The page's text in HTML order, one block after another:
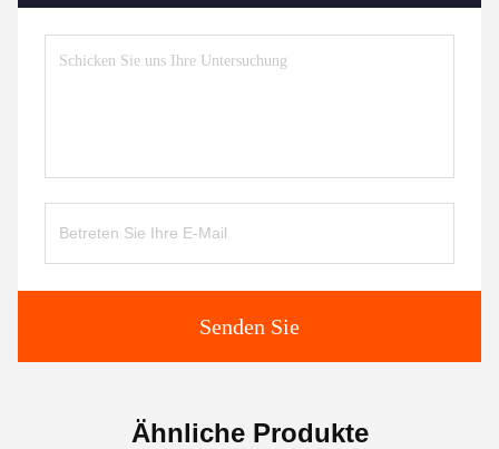
Senden Sie
Ähnliche Produkte